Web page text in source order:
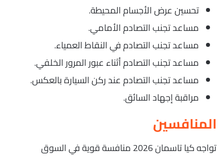
تحسين عرض الأجسام المحيطة.
مساعد تجنب التصادم الأمامي.
مساعد تجنب التصادم في النقاط العمياء.
مساعد تجنب التصادم أثناء عبور المرور الخلفي.
مساعد تجنب التصادم عند ركن السيارة بالعكس.
مراقبة إجهاد السائق.
المنافسين
تواجه كيا تاسمان 2026 منافسة قوية في السوق